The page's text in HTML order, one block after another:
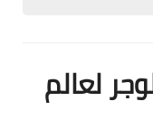
لعالم